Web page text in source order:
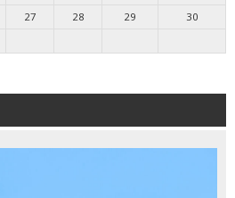
27 28 29
30